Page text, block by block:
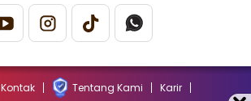
Kontak Tentang Kami Karir